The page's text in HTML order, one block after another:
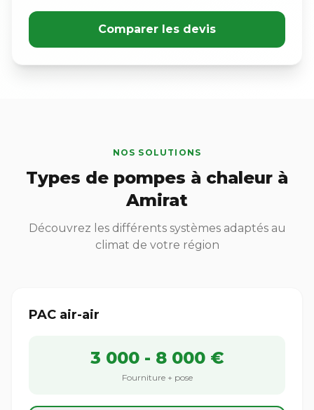
Comparer les devis
NOS SOLUTIONS
Types de pompes à chaleur à
Amirat
Découvrez les différents systèmes adaptés au
climat de votre région
PAC air-air
3 000 - 8 000 €
Fourniture + pose